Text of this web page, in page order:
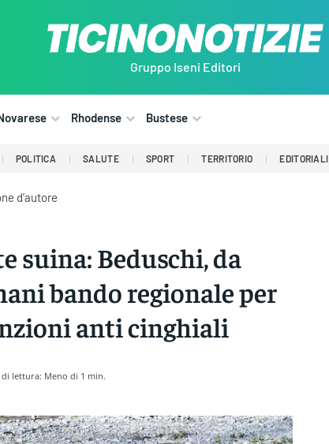
Gruppo Iseni Editori
Rhodense Bustese
POLITICA SALUTE SPORT TERRITORIO EDITORIALI
d’autore
suina: Beduschi, da
bando regionale per
anti cinghiali
di lettura: Meno di 1 min.